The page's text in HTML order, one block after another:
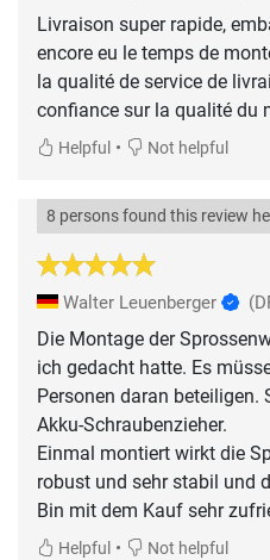
Livraison super rapide,
encore eu le temps de
la qualité de service de
confiance sur la qualité du
Helpful • Not helpful
8 persons found this review
Walter Leuenberger
Die Montage der
ich gedacht hatte. Es
Personen daran beteiligen.
Akku-Schraubenzieher.
Einmal montiert wirkt die
robust und sehr stabil und
Bin mit dem Kauf sehr
Helpful • Not helpful